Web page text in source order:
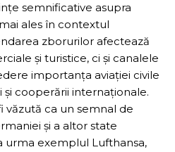
semnificative asupra
ales în contextul
zborurilor afectează
și turistice, ci și canalele
importanța aviației civile
cooperării internaționale.
văzută ca un semnal de
și a altor state
exemplul Lufthansa,